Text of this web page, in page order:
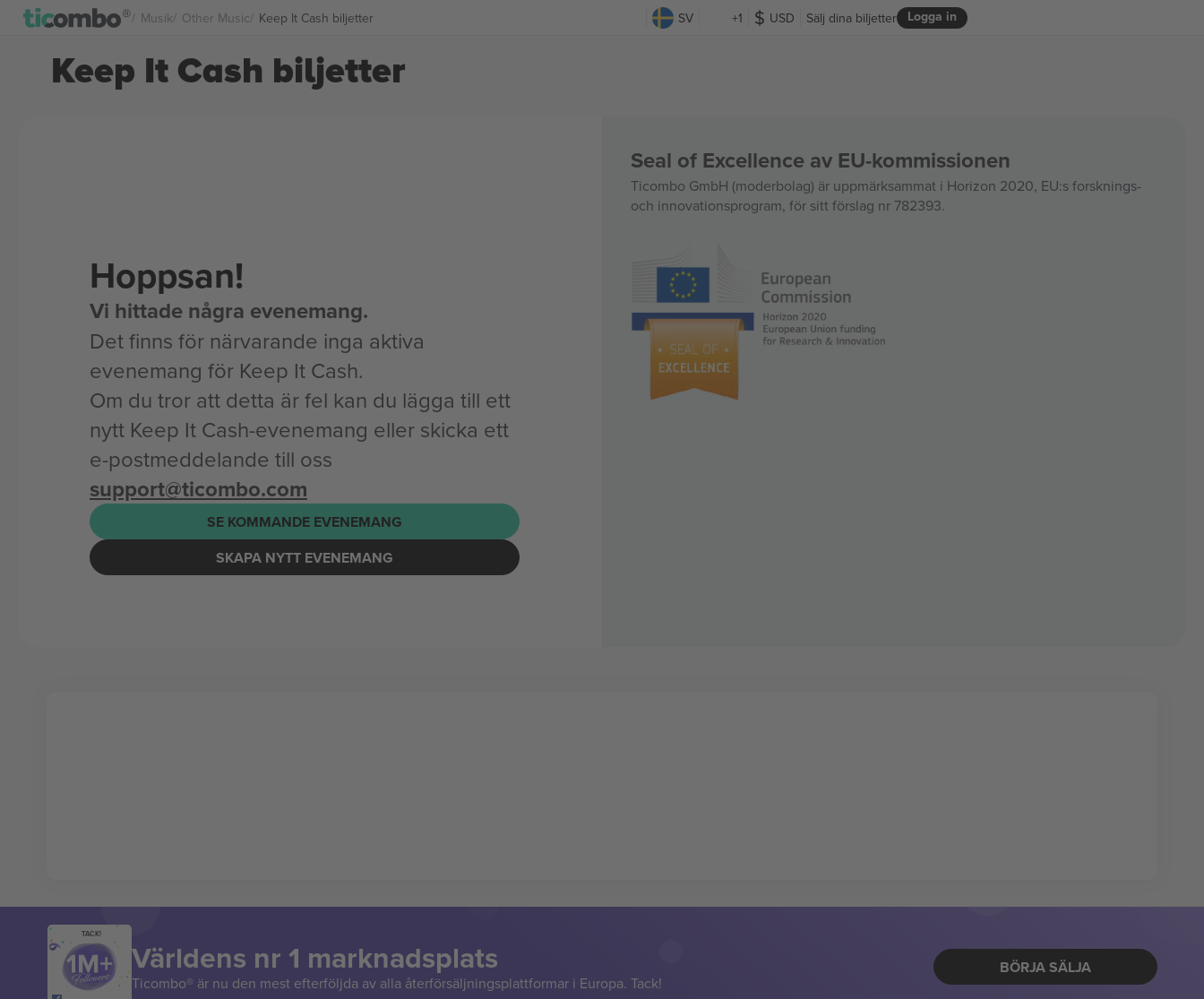
Musik Other Music Keep It Cash biljetter SV +1 USD Logga in
Sälj dina biljetter
Keep It Cash biljetter
Hoppsan!
Vi hittade några evenemang.
Det finns för närvarande inga aktiva
evenemang för Keep It Cash.
Om du tror att detta är fel kan du lägga till ett
nytt Keep It Cash-evenemang eller skicka ett
e-postmeddelande till oss
support@ticombo.com
SE KOMMANDE EVENEMANG
SKAPA NYTT EVENEMANG
Seal of Excellence av EU-kommissionen
Ticombo GmbH (moderbolag) är uppmärksammat i Horizon 2020, EU:s forsknings-
och innovationsprogram, för sitt förslag nr 782393.
TACK!
Världens nr 1 marknadsplats
Ticombo® är nu den mest efterföljda av alla återförsäljningsplattformar i Europa. Tack!
BÖRJA SÄLJA